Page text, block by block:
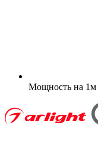
Мощность на 1м